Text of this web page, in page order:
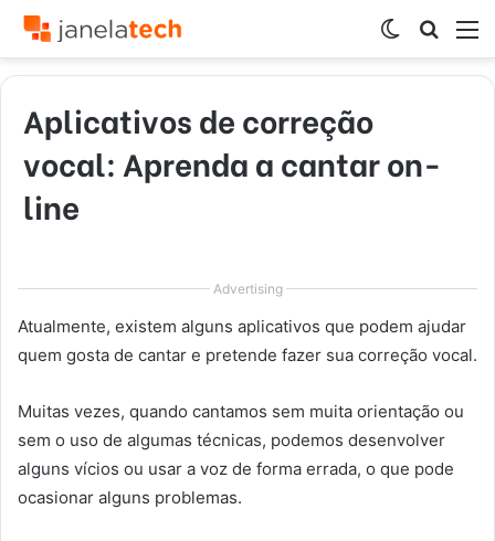
por
Switch
skin
Aplicativos de correção
vocal: Aprenda a cantar on-
line
Advertising
Atualmente, existem alguns aplicativos que podem ajudar
quem gosta de cantar e pretende fazer sua correção vocal.
Muitas vezes, quando cantamos sem muita orientação ou
sem o uso de algumas técnicas, podemos desenvolver
alguns vícios ou usar a voz de forma errada, o que pode
ocasionar alguns problemas.